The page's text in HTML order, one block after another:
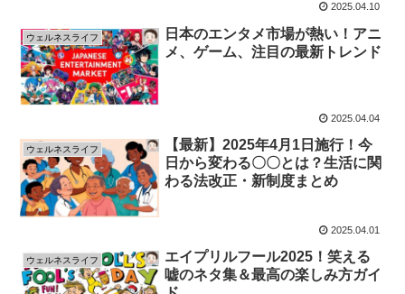
2025.04.10
ウェルネスライフ
日本のエンタメ市場が熱い！アニ
メ、ゲーム、注目の最新トレンド
2025.04.04
ウェルネスライフ
【最新】2025年4月1日施行！今
日から変わる〇〇とは？生活に関
わる法改正・新制度まとめ
2025.04.01
ウェルネスライフ
エイプリルフール2025！笑える
嘘のネタ集＆最高の楽しみ方ガイ